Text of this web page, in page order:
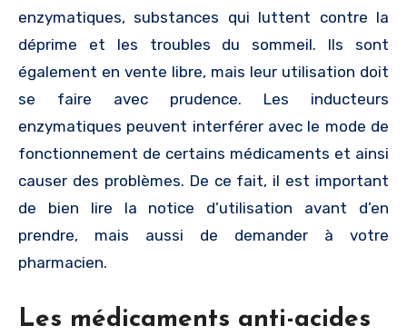
enzymatiques, substances qui luttent contre la
déprime et les troubles du sommeil. Ils sont
également en vente libre, mais leur utilisation doit
se faire avec prudence. Les inducteurs
enzymatiques peuvent interférer avec le mode de
fonctionnement de certains médicaments et ainsi
causer des problèmes. De ce fait, il est important
de bien lire la notice d’utilisation avant d’en
prendre, mais aussi de demander à votre
pharmacien.
Les médicaments anti-acides